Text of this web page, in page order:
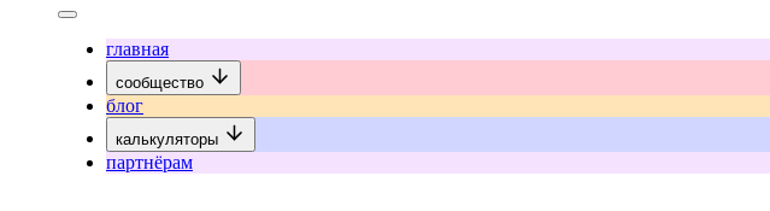
главная
сообщество
блог
калькуляторы
партнёрам